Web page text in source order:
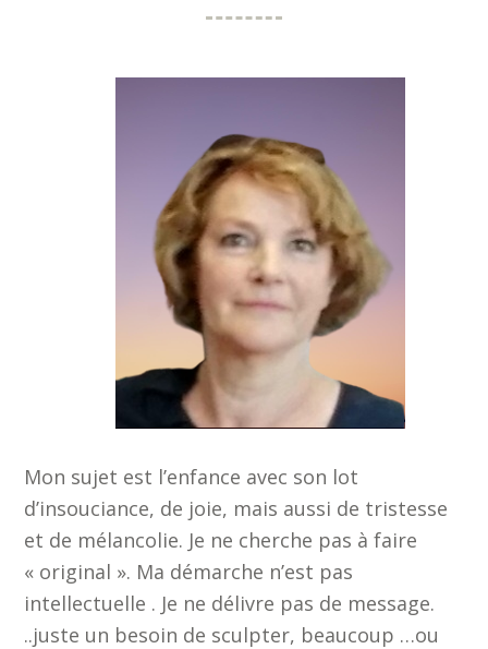
Mon sujet est l’enfance avec son lot
d’insouciance, de joie, mais aussi de tristesse
et de mélancolie. Je ne cherche pas à faire
« original ». Ma démarche n’est pas
intellectuelle . Je ne délivre pas de message.
..juste un besoin de sculpter, beaucoup …ou